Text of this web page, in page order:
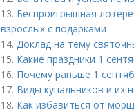
13. Беспроигрышная
взрослых с подарками
14. Доклад на тему
15. Какие праздники 1
16. Почему раньше 1
17. Виды купальников и их
18. Как избавиться от